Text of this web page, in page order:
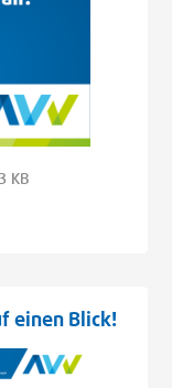
KB
einen Blick!